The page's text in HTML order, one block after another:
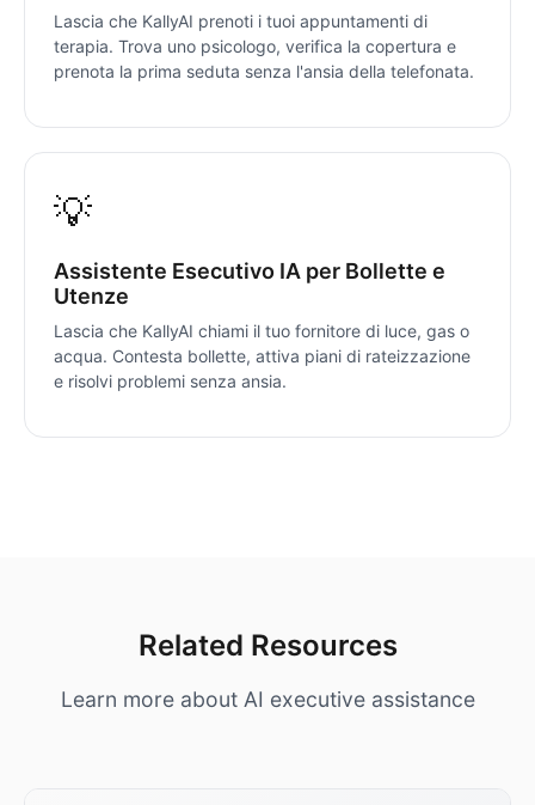
Lascia che KallyAI prenoti i tuoi appuntamenti di
terapia. Trova uno psicologo, verifica la copertura e
prenota la prima seduta senza l'ansia della telefonata.
💡
Assistente Esecutivo IA per Bollette e
Utenze
Lascia che KallyAI chiami il tuo fornitore di luce, gas o
acqua. Contesta bollette, attiva piani di rateizzazione
e risolvi problemi senza ansia.
Related Resources
Learn more about AI executive assistance